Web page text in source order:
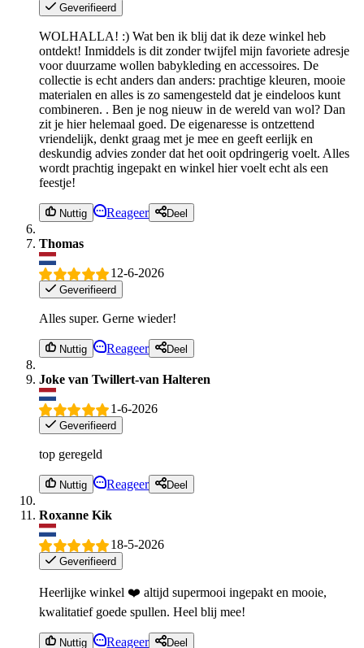
Geverifieerd
WOLHALLA! :) Wat ben ik blij dat ik deze winkel heb
ontdekt! Inmiddels is dit zonder twijfel mijn favoriete adresje
voor duurzame wollen babykleding en accessoires. De
collectie is echt anders dan anders: prachtige kleuren, mooie
materialen en alles is zo samengesteld dat je eindeloos kunt
combineren. . Ben je nog nieuw in de wereld van wol? Dan
zit je hier helemaal goed. De eigenaresse is ontzettend
vriendelijk, denkt graag met je mee en geeft eerlijk en
deskundig advies zonder dat het ooit opdringerig voelt. Alles
wordt prachtig ingepakt en winkel hier voelt echt als een
feestje!
Nuttig Reageer Deel
Thomas
12-6-2026
Geverifieerd
Alles super. Gerne wieder!
Nuttig Reageer Deel
Joke van Twillert-van Halteren
1-6-2026
Geverifieerd
top geregeld
Nuttig Reageer Deel
Roxanne Kik
18-5-2026
Geverifieerd
Heerlijke winkel ❤️ altijd supermooi ingepakt en mooie,
kwalitatief goede spullen. Heel blij mee!
Nuttig Reageer Deel